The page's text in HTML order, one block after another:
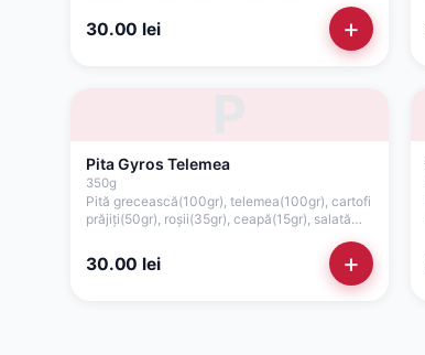
30.00 lei +
Pita Gyros Telemea
350g
Pită grecească(100gr), telemea(100gr), cartofi
prăjiți(50gr), roșii(35gr), ceapă(15gr), salată
30.00 lei +